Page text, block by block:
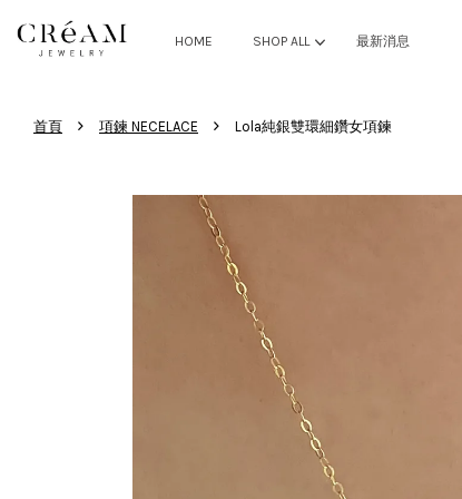
HOME SHOP ALL 最新消息
首頁 › 項鍊 NECELACE › Lola純銀雙環細鑽女項鍊